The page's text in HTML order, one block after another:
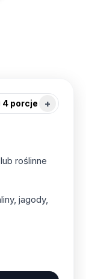
4 porcje +
roślinne
jagody,